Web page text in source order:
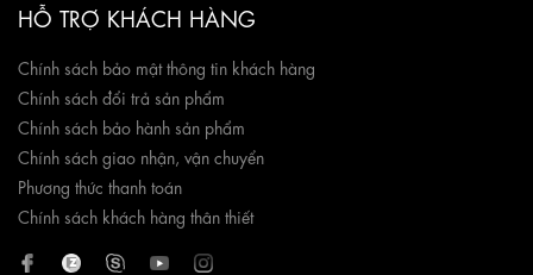
HỖ TRỢ KHÁCH HÀNG
Chính sách bảo mật thông tin khách hàng
Chính sách đổi trả sản phẩm
Chính sách bảo hành sản phẩm
Chính sách giao nhận, vận chuyển
Phương thức thanh toán
Chính sách khách hàng thân thiết